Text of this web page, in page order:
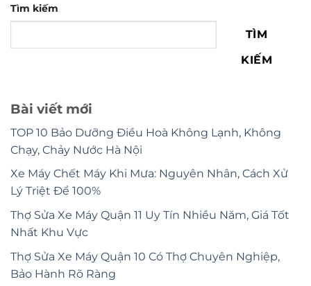
Tìm kiếm
TÌM
KIẾM
Bài viết mới
TOP 10 Bảo Dưỡng Điều Hoà Không Lạnh, Không
Chạy, Chảy Nước Hà Nội
Xe Máy Chết Máy Khi Mưa: Nguyên Nhân, Cách Xử
Lý Triệt Để 100%
Thợ Sửa Xe Máy Quận 11 Uy Tín Nhiều Năm, Giá Tốt
Nhất Khu Vực
Thợ Sửa Xe Máy Quận 10 Có Thợ Chuyên Nghiệp,
Bảo Hành Rõ Ràng